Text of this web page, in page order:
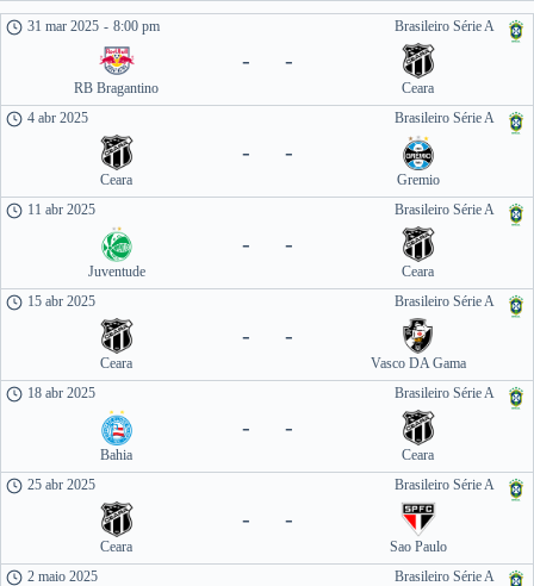
Brasileiro Série A
31 mar 2025 - 8:00 pm
RB Bragantino
- -
Ceara
Brasileiro Série A
4 abr 2025
Ceara
- -
Gremio
Brasileiro Série A
11 abr 2025
Juventude
- -
Ceara
Brasileiro Série A
15 abr 2025
Ceara
- -
Vasco DA Gama
Brasileiro Série A
18 abr 2025
Bahia
- -
Ceara
Brasileiro Série A
25 abr 2025
Ceara
- -
Sao Paulo
Brasileiro Série A
2 maio 2025